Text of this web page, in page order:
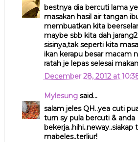
bestnya dia bercuti lama
masakan hasil air tangan
membuatkan kita
maybe sbb kita dah
sisinya,tak seperti kita
ikan kerapu besar macam
ratah je lepas selesai
December 28, 2012 at
Mylesungsaid...
salam jeles QH..yea cuti
turn sy pula bercuti & anda
bekerja..hihi..neway..siakap
mabeles..terliur!